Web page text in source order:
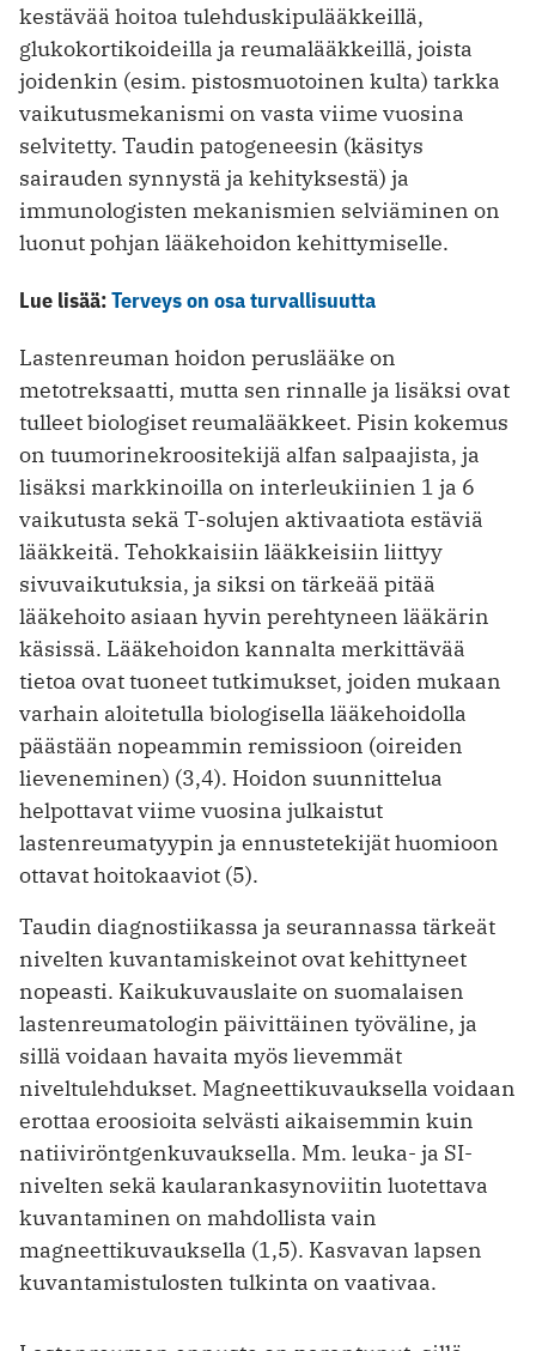
kestävää hoitoa tulehduskipulääkkeillä,
glukokortikoideilla ja reumalääkkeillä, joista
joidenkin (esim. pistosmuotoinen kulta) tarkka
vaikutusmekanismi on vasta viime vuosina
selvitetty. Taudin patogeneesin (käsitys
sairauden synnystä ja kehityksestä) ja
immunologisten mekanismien selviäminen on
luonut pohjan lääkehoidon kehittymiselle.
Lue lisää:Terveys on osa turvallisuutta
Lastenreuman hoidon peruslääke on
metotreksaatti, mutta sen rinnalle ja lisäksi ovat
tulleet biologiset reumalääkkeet. Pisin kokemus
on tuumorinekroositekijä alfan salpaajista, ja
lisäksi markkinoilla on interleukiinien 1 ja 6
vaikutusta sekä T-solujen aktivaatiota estäviä
lääkkeitä. Tehokkaisiin lääkkeisiin liittyy
sivuvaikutuksia, ja siksi on tärkeää pitää
lääkehoito asiaan hyvin perehtyneen lääkärin
käsissä. Lääkehoidon kannalta merkittävää
tietoa ovat tuoneet tutkimukset, joiden mukaan
varhain aloitetulla biologisella lääkehoidolla
päästään nopeammin remissioon (oireiden
lieveneminen) (3,4). Hoidon suunnittelua
helpottavat viime vuosina julkaistut
lastenreumatyypin ja ennustetekijät huomioon
ottavat hoitokaaviot (5).
Taudin diagnostiikassa ja seurannassa tärkeät
nivelten kuvantamiskeinot ovat kehittyneet
nopeasti. Kaikukuvauslaite on suomalaisen
lastenreumatologin päivittäinen työväline, ja
sillä voidaan havaita myös lievemmät
niveltulehdukset. Magneettikuvauksella voidaan
erottaa eroosioita selvästi aikaisemmin kuin
natiiviröntgenkuvauksella. Mm. leuka- ja SI-
nivelten sekä kaularankasynoviitin luotettava
kuvantaminen on mahdollista vain
magneettikuvauksella (1,5). Kasvavan lapsen
kuvantamistulosten tulkinta on vaativaa.